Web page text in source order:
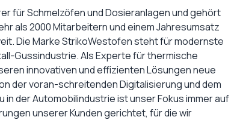
für Schmelzöfen und Dosieranlagen und gehört
als 2000 Mitarbeitern und einem Jahresumsatz
Die Marke StrikoWestofen steht für modernste
Gussindustrie. Als Experte für thermische
innovativen und effizienten Lösungen neue
der voran-schreitenden Digitalisierung und dem
der Automobilindustrie ist unser Fokus immer auf
unserer Kunden gerichtet, für die wir